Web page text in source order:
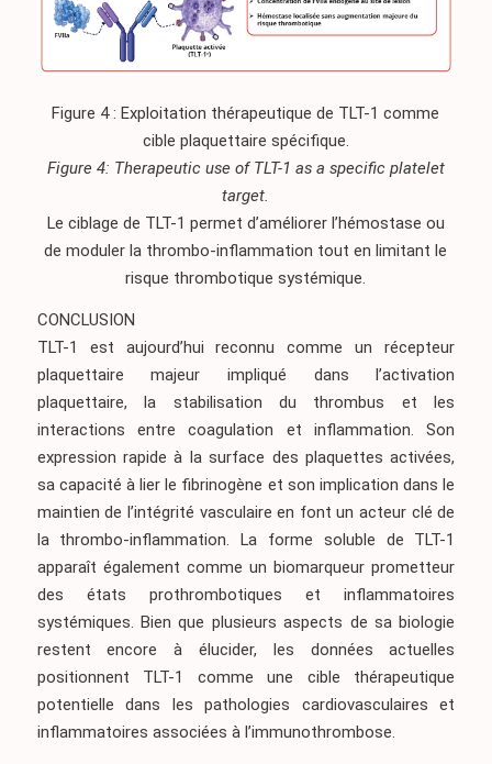
Figure 4 : Exploitation thérapeutique de TLT-1 comme
cible plaquettaire spécifique.
Figure 4: Therapeutic use of TLT-1 as a specific platelet
target.
Le ciblage de TLT-1 permet d’améliorer l’hémostase ou
de moduler la thrombo-inflammation tout en limitant le
risque thrombotique systémique.
CONCLUSION
TLT-1 est aujourd’hui reconnu comme un récepteur
plaquettaire majeur impliqué dans l’activation
plaquettaire, la stabilisation du thrombus et les
interactions entre coagulation et inflammation. Son
expression rapide à la surface des plaquettes activées,
sa capacité à lier le fibrinogène et son implication dans le
maintien de l’intégrité vasculaire en font un acteur clé de
la thrombo-inflammation. La forme soluble de TLT-1
apparaît également comme un biomarqueur prometteur
des états prothrombotiques et inflammatoires
systémiques. Bien que plusieurs aspects de sa biologie
restent encore à élucider, les données actuelles
positionnent TLT-1 comme une cible thérapeutique
potentielle dans les pathologies cardiovasculaires et
inflammatoires associées à l’immunothrombose.